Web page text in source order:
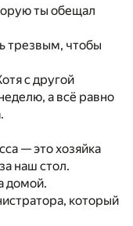
ты обещал
трезвым, чтобы
с другой
а всё равно
— это хозяйка
наш стол.
домой.
который